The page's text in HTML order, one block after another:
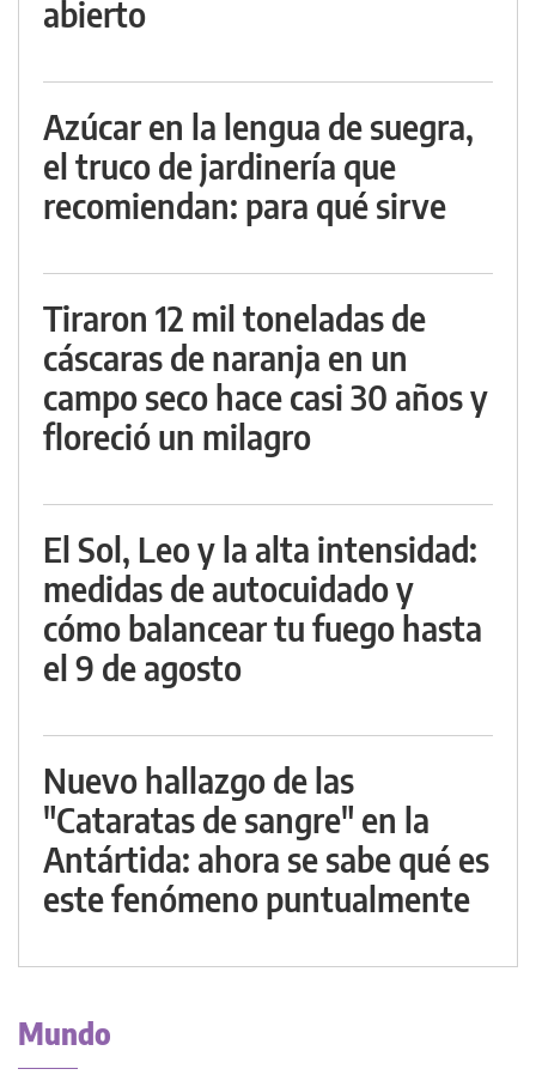
abierto
Azúcar en la lengua de suegra,
el truco de jardinería que
recomiendan: para qué sirve
Tiraron 12 mil toneladas de
cáscaras de naranja en un
campo seco hace casi 30 años y
floreció un milagro
El Sol, Leo y la alta intensidad:
medidas de autocuidado y
cómo balancear tu fuego hasta
el 9 de agosto
Nuevo hallazgo de las
"Cataratas de sangre" en la
Antártida: ahora se sabe qué es
este fenómeno puntualmente
Mundo